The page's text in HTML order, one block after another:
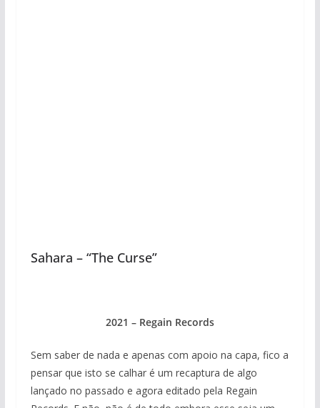
Sahara – “The Curse”
2021 – Regain Records
Sem saber de nada e apenas com apoio na capa, fico a
pensar que isto se calhar é um recaptura de algo
lançado no passado e agora editado pela Regain